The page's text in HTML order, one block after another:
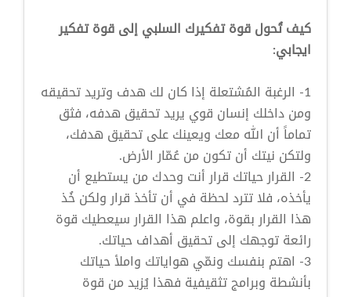
كيف تُحول قوة تفكيرك السلبي إلى قوة تفكير
ايجابي:
1- الرغبة المُشتعلة إذا كان لك هدف وتريد تحقيقه
ومن داخلك إنسان قوي يريد تحقيق هدفه، فثق
تماماً أن الله معك ويعينك على تحقيق هدفك،
ولتكن نيتك أن تكون من عُمّار الأرض.
2- القرار حياتك قرار أنت وحدك من يستطيع أن
يأخذه، فلا تترد لحظة في أن تأخذ قرار ولكن خُذ
هذا القرار بقوة، واعلم هذا القرار سيعطيك قوة
رائعة توجهك إلى تحقيق أهداف حياتك.
3- اهتم بنفسك ونمّي هواياتك واملأ حياتك
بأنشطة وبرامج تثقيفية فهذا يُزيد من قوة